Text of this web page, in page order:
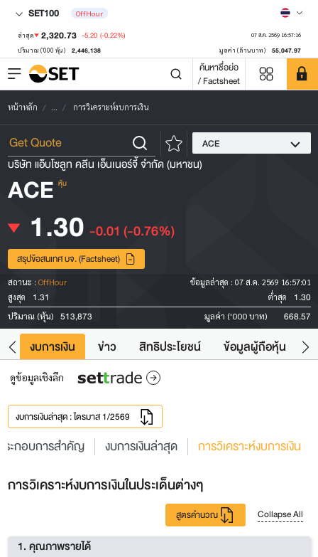
SET100 OffHour
ล่าสุด 2,320.73 -5.20 (-0.22%) 07 ส.ค. 2569 16:57:16
ปริมาณ ('000 หุ้น) 2,446,138 มูลค่า (ล้านบาท) 55,047.97
ค้นหาชื่อย่อ
/ Factsheet
หน้าหลัก ... การวิเคราะห์งบการเงิน
ACE
บริษัท แอ๊บโซลูท คลีน เอ็นเนอร์จี้ จำกัด (มหาชน)
ACE หุ้น
1.30 -0.01 (-0.76%)
สรุปข้อสนเทศ บจ. (Factsheet)
สถานะ : OffHour ข้อมูลล่าสุด : 07 ส.ค. 2569 16:57:01
สูงสุด
1.31 ต่ำสุด 1.30
ปริมาณ (หุ้น) 513,873 มูลค่า ('000 บาท) 668.57
งบการเงิน ข่าว สิทธิประโยชน์ ข้อมูลผู้ถือหุ้น
ดูข้อมูลเชิงลึก
งบการเงินล่าสุด : ไตรมาส 1/2569
ะกอบการสำคัญ งบการเงินล่าสุด การวิเคราะห์งบการเงิน
การวิเคราะห์งบการเงินในประเด็นต่างๆ
สูตรคำนวณ Collapse All
1. คุณภาพรายได้